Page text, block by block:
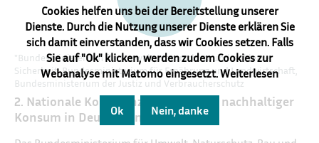
"Bundesministerium für Umwelt, Naturschutz und nukleare
Sicherheit, Bundesministerium für Ernährung und Landwirtschaft,
Bundesministerium der Justiz und Verbraucherschutz
2. Nationale Konferenz: „Umsetzung nachhaltiger
Konsum in Deutschland"
Cookies helfen uns bei der Bereitstellung unserer
Dienste. Durch die Nutzung unserer Dienste erklären Sie
sich damit einverstanden, dass wir Cookies setzen. Falls
Sie auf "Ok" klicken, werden zudem Cookies zur
Webanalyse mit Matomo eingesetzt.Weiterlesen
Ok Nein, danke